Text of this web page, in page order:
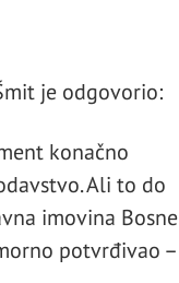
je odgovorio:
konačno
Ali to do
imovina Bosne
potvrđivao –